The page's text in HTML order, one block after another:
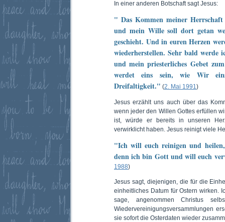
In einer anderen Botschaft sagt Jesus:
" Das Kommen meiner
und mein Wille soll dort getan
geschieht. Und in euren Herzen
wiederherstellen. Sehr bald werde
und mein priesterliches Gebet
werdet eins sein, wie Wir
Dreifaltigkeit." (2. Mai 1991 )
Jesus erzählt uns auch über das
wenn jeder den Willen Gottes erfüllen
ist, würde er bereits in unseren
verwirklicht haben. Jesus reinigt viele
"Ich will euch reinigen und
denn ich bin Gott und will euch
1988)
Jesus sagt, diejenigen, die für die
einheitliches Datum für Ostern wirken.
sage, angenommen Christus
Wiedervereinigungsversammlungen
sie sofort die Osterdaten wieder